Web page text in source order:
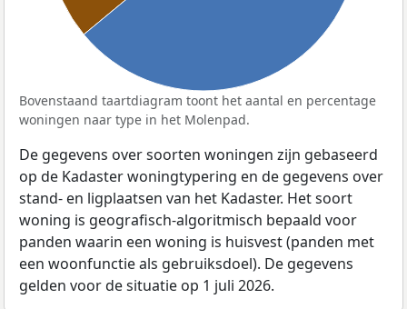
Bovenstaand taartdiagram toont het aantal en percentage
woningen naar type in het Molenpad.
De gegevens over soorten woningen zijn gebaseerd
op de Kadaster woningtypering en de gegevens over
stand- en ligplaatsen van het Kadaster. Het soort
woning is geografisch-algoritmisch bepaald voor
panden waarin een woning is huisvest (panden met
een woonfunctie als gebruiksdoel). De gegevens
gelden voor de situatie op 1 juli 2026.